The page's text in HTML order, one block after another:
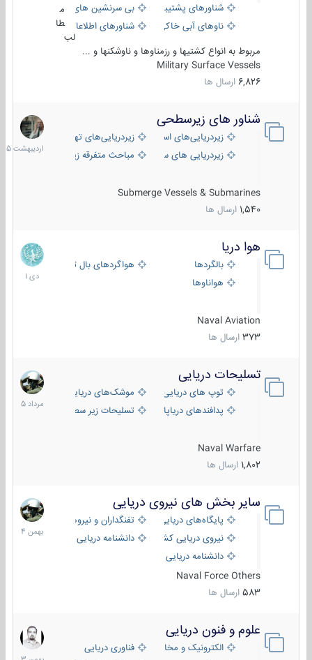
شناورهای پشتیبانی
بی سرنشین های دریایی
ناوهای آبی خاکی و نیروبرشناورهای اطلاعاتی و جاسوسی
طا
لب
مربوط به انواع کشتیها و رزمناوها و ناوشکنها و ...
Military Surface Vessels
6,826 ارسال ها
شناور های زیرسطحی
زیردریایی‌های استراتژیکزیردریایی‌های تهاجمی
زیردریایی های سبک
مباحث متفرقه زیرسطحی
Submerge Vessels & Submarines
1,540 ارسال ها
31
1405
هوا دریا
بالگردها
هواگردهای بال ثابت
هواناوها
Naval Aviation
373 ارسال ها
12
دی
1401
تسلیحات دریایی
توپ های دریایی
موشک‌های دریایی
پدافندهای دریاپایه
تسلیحات زیر سطحی
Naval Warfare
1,802 ارسال ها
2
مرداد
1405
سایر بخش های نیروی دریایی
پایگاه‌های دریایی
تفنگداران و نیروهای ویژه‌ی دریایی
نیروی دریایی کشورهای مختلفدانشنامه دریایی
دانشنامه دریایی کپی
Naval Force Others
583 ارسال ها
22
بهمن
1404
علوم و فنون دریایی
الکترونیک و مخابرات دریاییفناوری دریایی
6
بهمن
1403